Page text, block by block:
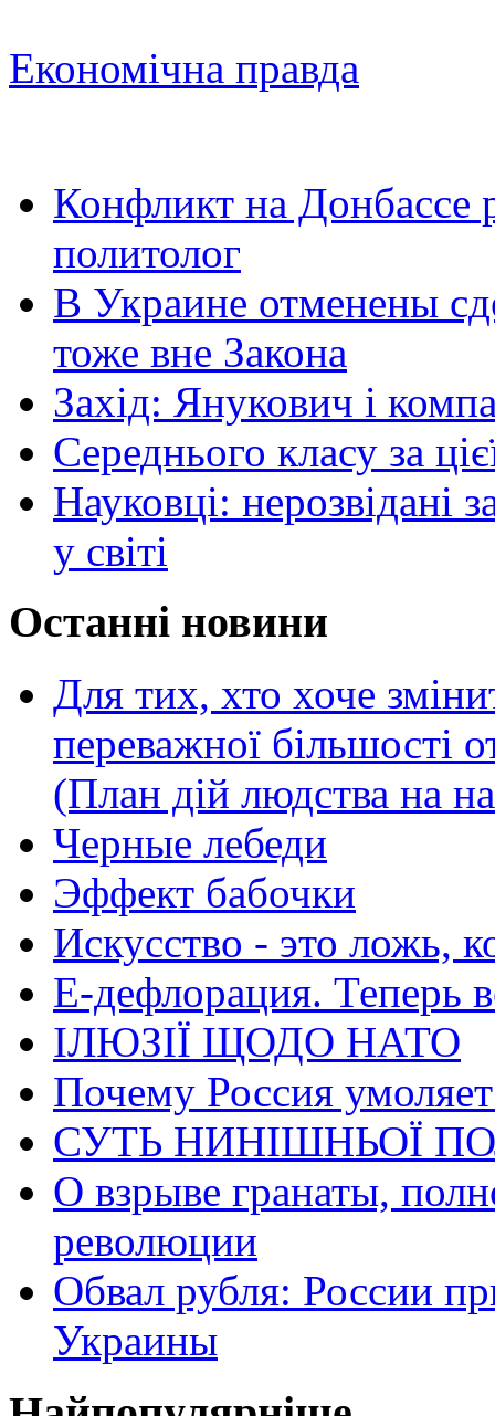
Економічна правда
Конфликт на Донбассе
политолог
В Украине отменены
тоже вне Закона
Захід: Янукович і
Середнього класу за
Науковці: нерозвідані
у світі
Останні новини
Для тих, хто хоче
переважної більшості
(План дій людства на
Черные лебеди
Эффект бабочки
Искусство - это ложь,
Е-дефлорация. Теперь
ІЛЮЗІЇ ЩОДО НАТО
Почему Россия
СУТЬ НИНІШНЬОЇ
О взрыве гранаты,
революции
Обвал рубля: России
Украины